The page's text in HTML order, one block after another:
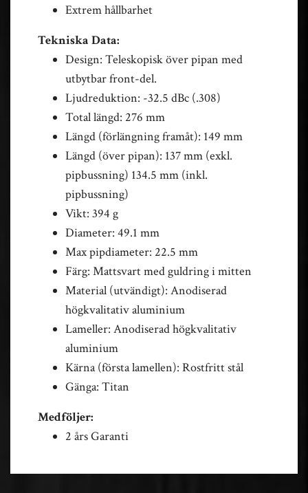
Extrem hållbarhet
Tekniska Data:
Design: Teleskopisk över pipan med
utbytbar front-del.
Ljudreduktion: -32.5 dBc (.308)
Total längd: 276 mm
Längd (förlängning framåt): 149 mm
Längd (över pipan): 137 mm (exkl.
pipbussning) 134.5 mm (inkl.
pipbussning)
Vikt: 394 g
Diameter: 49.1 mm
Max pipdiameter: 22.5 mm
Färg: Mattsvart med guldring i mitten
Material (utvändigt): Anodiserad
högkvalitativ aluminium
Lameller: Anodiserad högkvalitativ
aluminium
Kärna (första lamellen): Rostfritt stål
Gänga: Titan
Medföljer:
2 års Garanti